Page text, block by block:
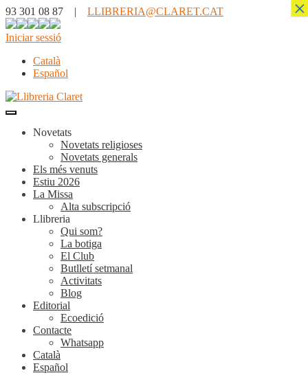
93 301 08 87 | LLIBRERIA@CLARET.CAT
Iniciar sessió
Català
Español
Novetats
Novetats religioses
Novetats generals
Els més venuts
Estiu 2026
La Missa
Alta subscripció
Llibreria
Qui som?
La botiga
El Club
Butlletí setmanal
Activitats
Blog
Editorial
Ecoedició
Contacte
Whatsapp
Català
Español
×